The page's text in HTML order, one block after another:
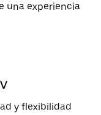
una experiencia
y flexibilidad